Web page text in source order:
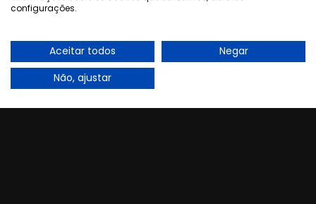
Projeto Digital: Coca-Cola Meme
Match
configurações.
Aceitar todos
Negar
Não, ajustar